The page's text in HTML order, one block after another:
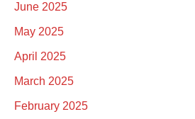
June 2025
May 2025
April 2025
March 2025
February 2025